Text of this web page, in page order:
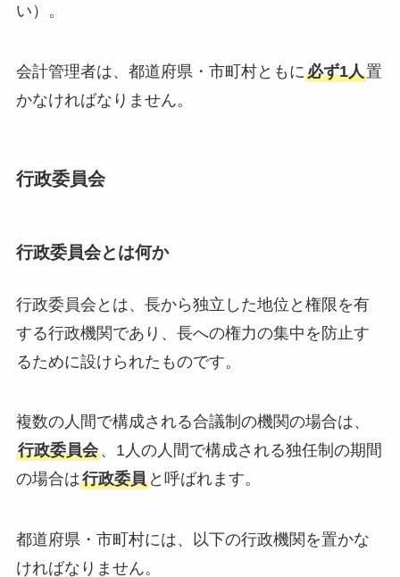
い）。
会計管理者は、都道府県・市町村ともに必ず1人置
かなければなりません。
行政委員会
行政委員会とは何か
行政委員会とは、長から独立した地位と権限を有
する行政機関であり、長への権力の集中を防止す
るために設けられたものです。
複数の人間で構成される合議制の機関の場合は、
行政委員会、1人の人間で構成される独任制の期間
の場合は行政委員と呼ばれます。
都道府県・市町村には、以下の行政機関を置かな
ければなりません。